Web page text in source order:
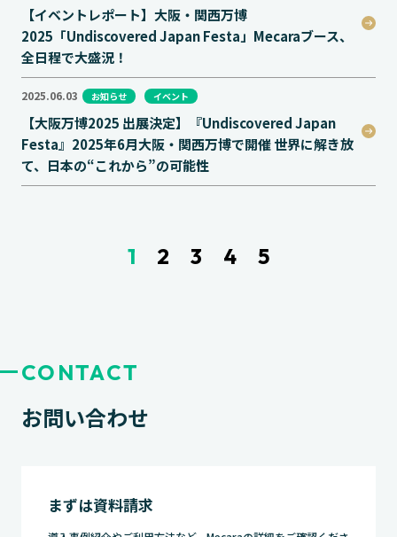
【イベントレポート】大阪・関西万博
2025「Undiscovered Japan Festa」Mecaraブース、
全日程で大盛況！
2025.06.03 お知らせ イベント
【大阪万博2025 出展決定】『Undiscovered Japan
Festa』2025年6月大阪・関西万博で開催 世界に解き放
て、日本の“これから”の可能性
1 2 3 4 5
CONTACT
お問い合わせ
まずは資料請求